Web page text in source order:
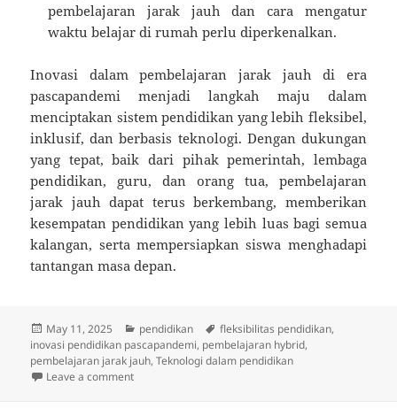
pembelajaran jarak jauh dan cara mengatur
waktu belajar di rumah perlu diperkenalkan.
Inovasi dalam pembelajaran jarak jauh di era
pascapandemi menjadi langkah maju dalam
menciptakan sistem pendidikan yang lebih fleksibel,
inklusif, dan berbasis teknologi. Dengan dukungan
yang tepat, baik dari pihak pemerintah, lembaga
pendidikan, guru, dan orang tua, pembelajaran
jarak jauh dapat terus berkembang, memberikan
kesempatan pendidikan yang lebih luas bagi semua
kalangan, serta mempersiapkan siswa menghadapi
tantangan masa depan.
Posted
on
May 11, 2025 Categories
pendidikan Tags
fleksibilitas pendidikan,
inovasi pendidikan pascapandemi, pembelajaran hybrid,
pembelajaran jarak jauh,Teknologi dalam pendidikan
Leave a commenton Inovasi dalam Pembelajaran Jarak Jauh di Era